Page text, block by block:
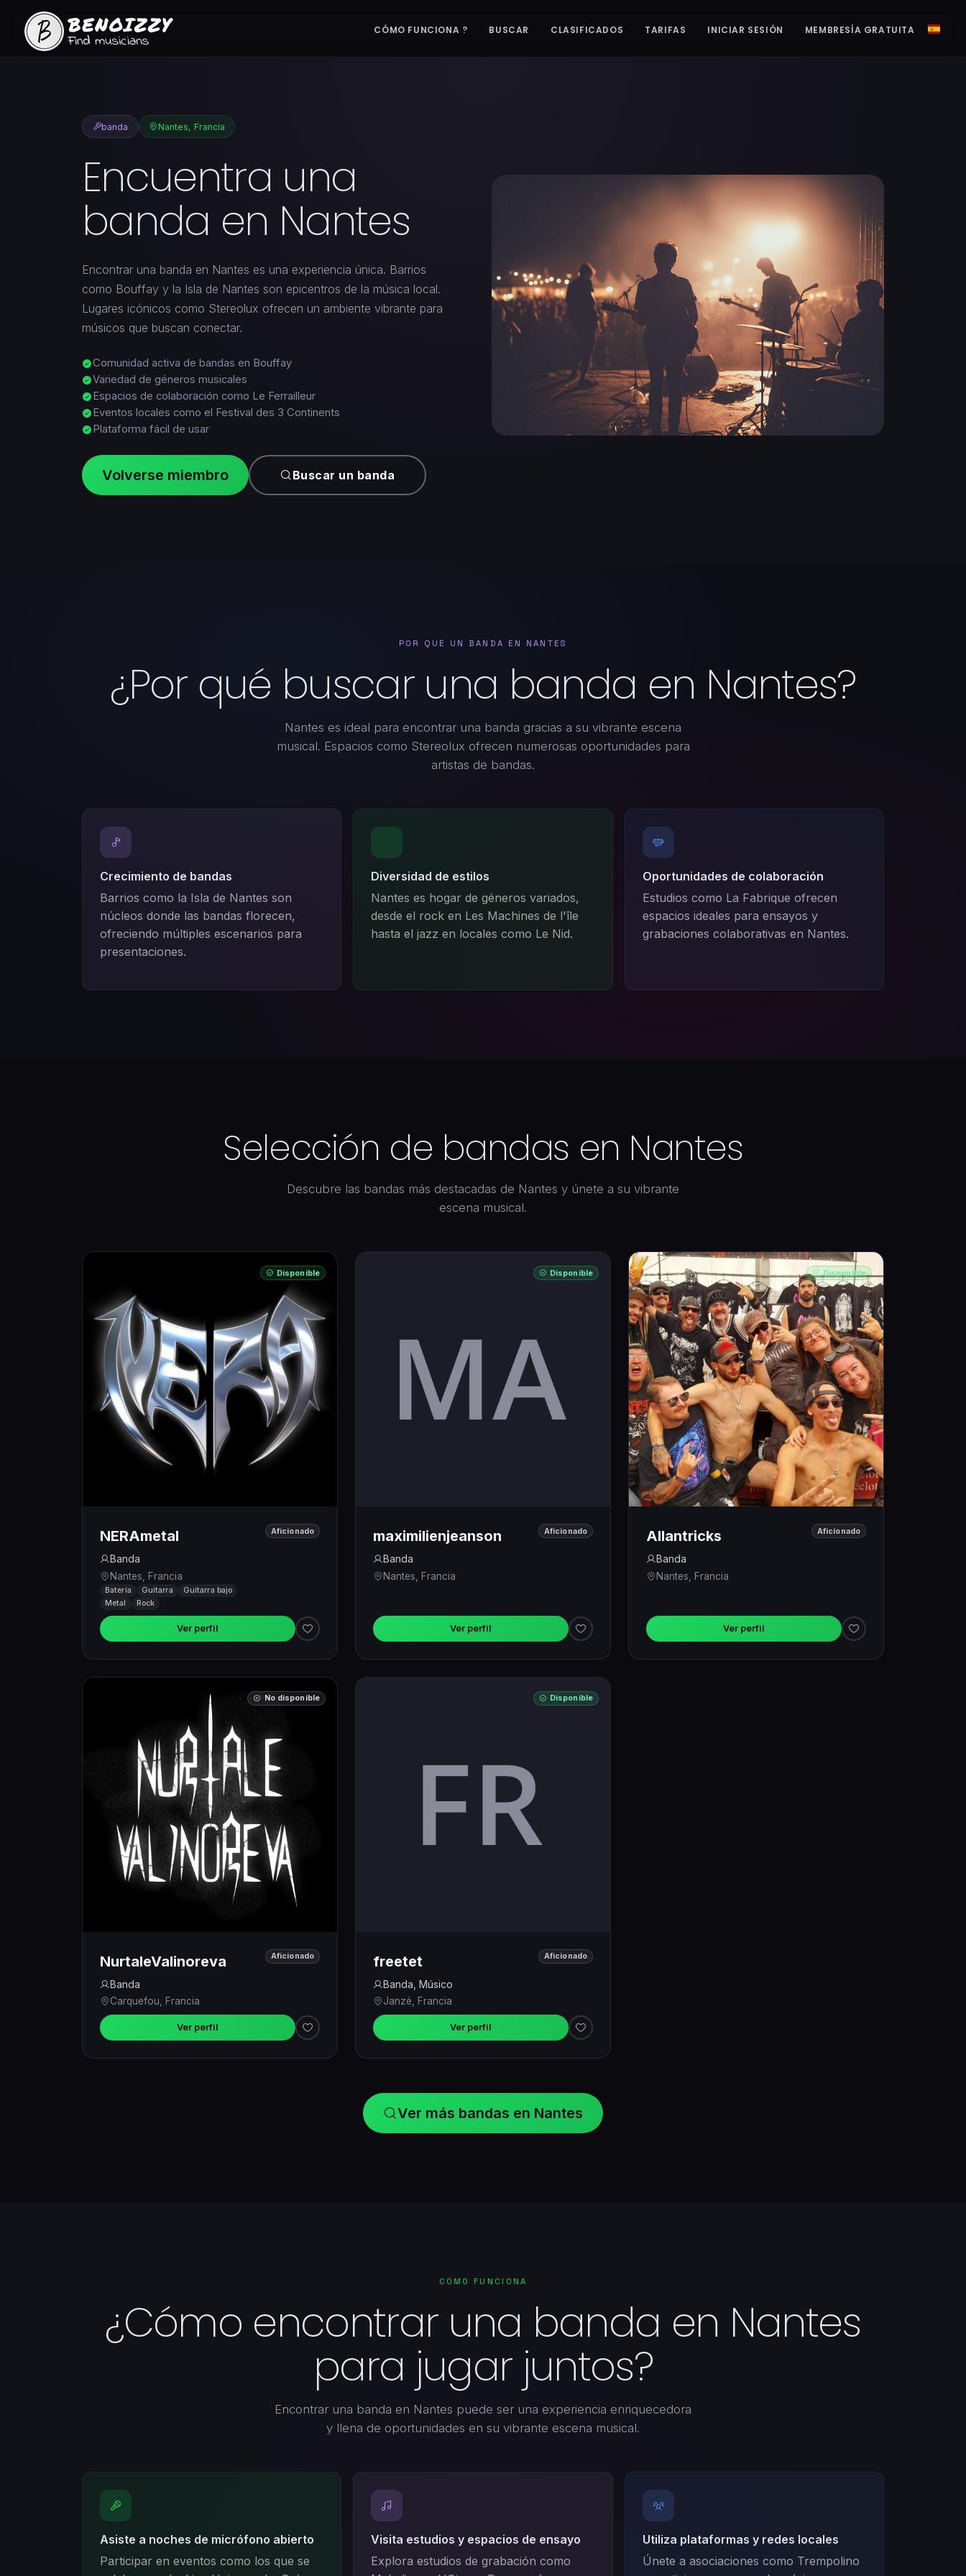
CÓMO FUNCIONA ? BUSCAR CLASIFICADOS TARIFAS INICIAR SESIÓN MEMBRESÍA GRATUITA
banda Nantes, Francia
Encuentra una
banda en Nantes
Encontrar una banda en Nantes es una experiencia única. Barrios
como Bouffay y la Isla de Nantes son epicentros de la música local.
Lugares icónicos como Stereolux ofrecen un ambiente vibrante para
músicos que buscan conectar.
Comunidad activa de bandas en Bouffay
Variedad de géneros musicales
Espacios de colaboración como Le Ferrailleur
Eventos locales como el Festival des 3 Continents
Plataforma fácil de usar
Volverse miembro Buscar un banda
POR QUÉ UN BANDA EN NANTES
¿Por qué buscar una banda en Nantes?
Nantes es ideal para encontrar una banda gracias a su vibrante escena
musical. Espacios como Stereolux ofrecen numerosas oportunidades para
artistas de bandas.
Crecimiento de bandas
Barrios como la Isla de Nantes son
núcleos donde las bandas florecen,
ofreciendo múltiples escenarios para
presentaciones.
Diversidad de estilos
Nantes es hogar de géneros variados,
desde el rock en Les Machines de l'île
hasta el jazz en locales como Le Nid.
Oportunidades de colaboración
Estudios como La Fabrique ofrecen
espacios ideales para ensayos y
grabaciones colaborativas en Nantes.
Selección de bandas en Nantes
Descubre las bandas más destacadas de Nantes y únete a su vibrante
escena musical.
Disponible
NERAmetal
Banda
Nantes, Francia
Aficionado
Batería Guitarra
Guitarra bajo
Metal
Rock
Ver perfil
Disponible
maximilienjeanson
Banda
Nantes, Francia
Aficionado
Ver perfil
Disponible
Allantricks
Banda
Nantes, Francia
Aficionado
Ver perfil
No disponible
NurtaleValinoreva
Banda
Carquefou, Francia
Aficionado
Ver perfil
Disponible
freetet
Banda, Músico
Janzé, Francia
Aficionado
Ver perfil
Ver más bandas en Nantes
CÓMO FUNCIONA
¿Cómo encontrar una banda en Nantes
para jugar juntos?
Encontrar una banda en Nantes puede ser una experiencia enriquecedora
y llena de oportunidades en su vibrante escena musical.
Asiste a noches de micrófono abierto
Participar en eventos como los que se
Visita estudios y espacios de ensayo
Explora estudios de grabación como
Utiliza plataformas y redes locales
Únete a asociaciones como Trempolino